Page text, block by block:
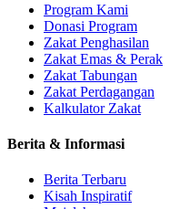
Program Kami
Donasi Program
Zakat Penghasilan
Zakat Emas & Perak
Zakat Tabungan
Zakat Perdagangan
Kalkulator Zakat
Berita & Informasi
Berita Terbaru
Kisah Inspiratif